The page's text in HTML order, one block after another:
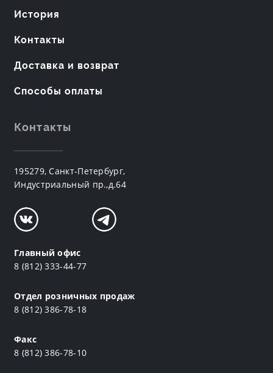
История
Контакты
Доставка и возврат
Способы оплаты
Контакты
195279, Санкт-Петербург,
Индустриальный пр.,д.64
Главный офис
8 (812) 333-44-77
Отдел розничных продаж
8 (812) 386-78-18
Факс
8 (812) 386-78-10